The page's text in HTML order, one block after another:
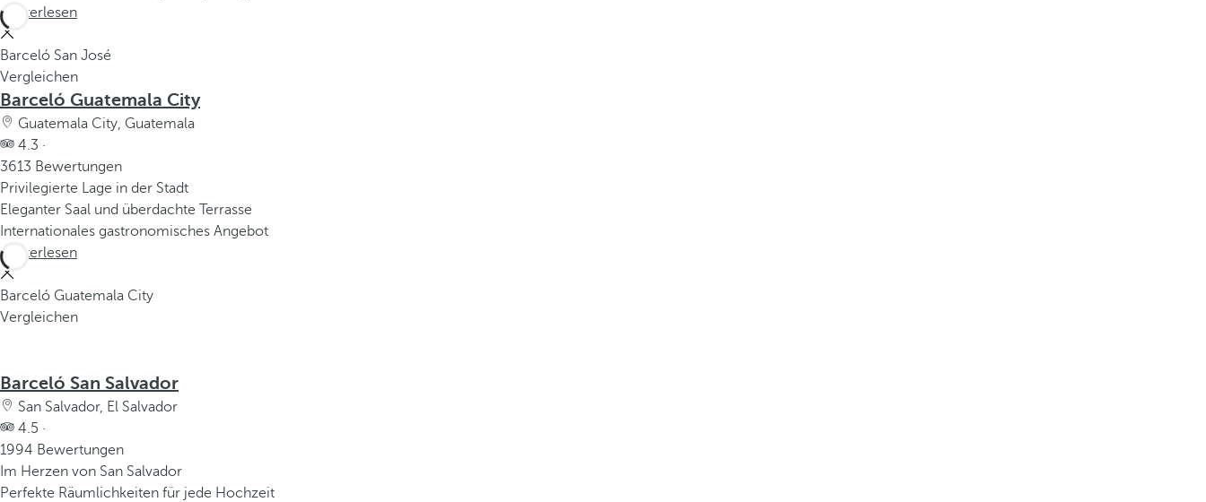
Weiterlesen
Barceló San José
Vergleichen
Barceló Guatemala City
Guatemala City, Guatemala
4.3 ·
3613 Bewertungen
Privilegierte Lage in der Stadt
Eleganter Saal und überdachte Terrasse
Internationales gastronomisches Angebot
Weiterlesen
Barceló Guatemala City
Vergleichen
Barceló San Salvador
San Salvador, El Salvador
4.5 ·
1994 Bewertungen
Im Herzen von San Salvador
Perfekte Räumlichkeiten für jede Hochzeit